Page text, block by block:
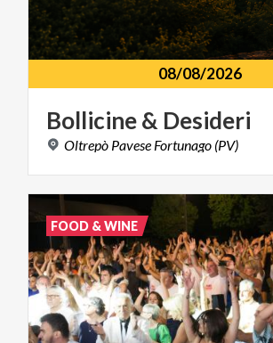
08/08/2026
Bollicine& Desideri
Oltrepò Pavese Fortunago (PV)
FOOD & WINE